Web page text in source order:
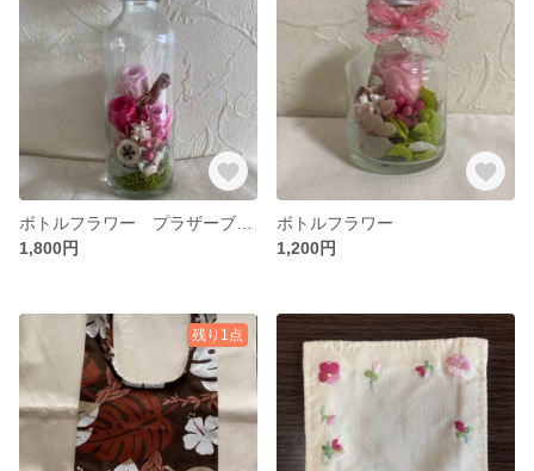
1,800円
ボトルフラワー
1,200円
残り1点